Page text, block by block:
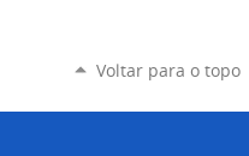
Voltar para o topo